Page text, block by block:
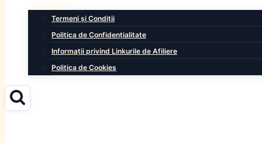
Termeni și Condiții
Politica de Confidențialitate
Informații privind Linkurile de Afiliere
Politica de Cookies